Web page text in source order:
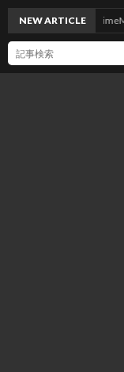
NEW ARTICLE
したらNASへ